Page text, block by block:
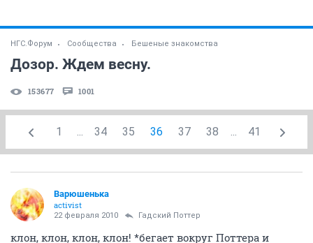
НГС.Форум Сообщества Бешеные знакомства
Дозор. Ждем весну.
153677 1001
1 ... 34 35 36 37 38 ... 41
Варюшенька
activist
22 февраля 2010 Гадский Поттер
клон, клон, клон, клон! *бегает вокруг Поттера и